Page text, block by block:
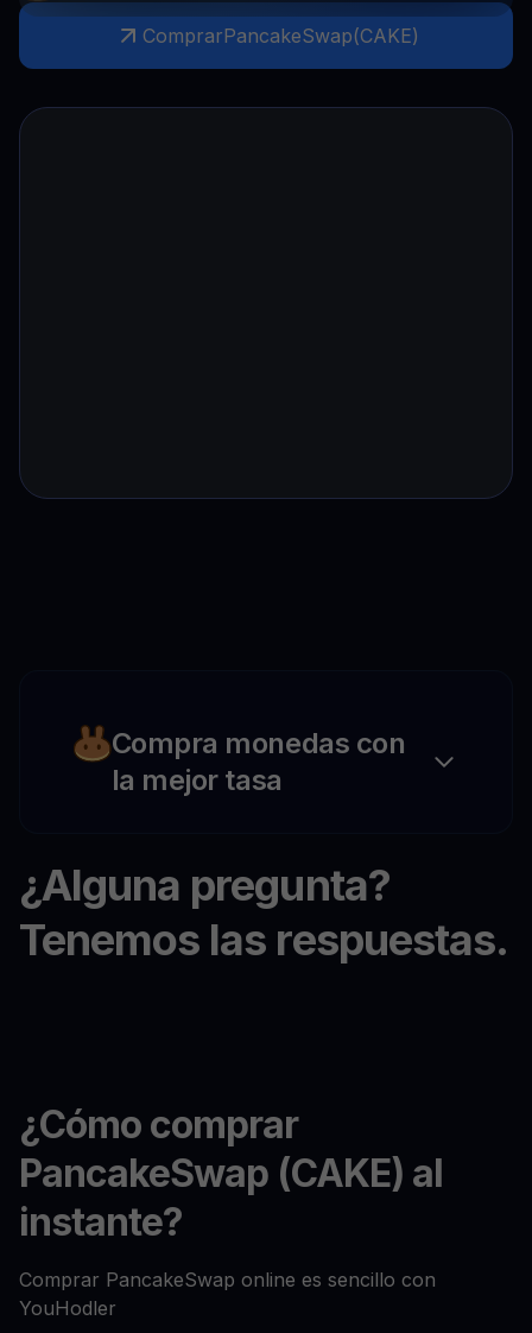
ComprarPancakeSwap(CAKE)
Compra monedas con
la mejor tasa
¿Alguna pregunta?
Tenemos las respuestas.
¿Cómo comprar
PancakeSwap (CAKE) al
instante?
Comprar PancakeSwap online es sencillo con
YouHodler